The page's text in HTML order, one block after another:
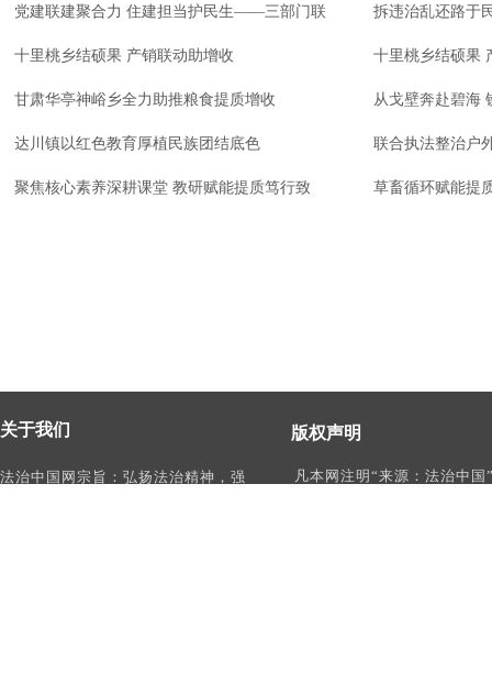
党建联建聚合力 住建担当护民生——三部门联 拆违治乱还路于
十里桃乡结硕果 产销联动助增收 十里桃乡结硕果
甘肃华亭神峪乡全力助推粮食提质增收 从戈壁奔赴碧海
达川镇以红色教育厚植民族团结底色 联合执法整治户
聚焦核心素养深耕课堂 教研赋能提质笃行致 草畜循环赋能提
版权声明
凡本网注明“来源：法治中国
关于我们
法治中国网宗旨：弘扬法治精神，强